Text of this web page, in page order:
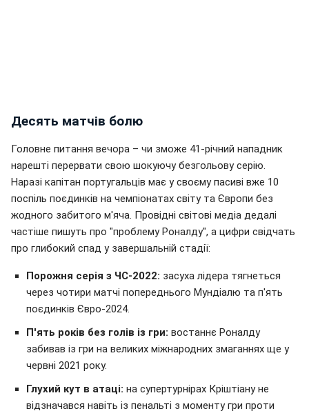
Десять матчів болю
Головне питання вечора – чи зможе 41-річний нападник
нарешті перервати свою шокуючу безгольову серію.
Наразі капітан португальців має у своєму пасиві вже 10
поспіль поєдинків на чемпіонатах світу та Європи без
жодного забитого м'яча. Провідні світові медіа дедалі
частіше пишуть про "проблему Роналду", а цифри свідчать
про глибокий спад у завершальній стадії:
Порожня серія з ЧС-2022: засуха лідера тягнеться
через чотири матчі попереднього Мундіалю та п'ять
поєдинків Євро-2024.
П'ять років без голів із гри: востаннє Роналду
забивав із гри на великих міжнародних змаганнях ще у
червні 2021 року.
Глухий кут в атаці: на супертурнірах Кріштіану не
відзначався навіть із пенальті з моменту гри проти